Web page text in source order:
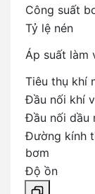
Công suất
Tỷ lệ nén
Áp suất làm
Tiêu thụ khí
Đầu nối khí
Đầu nối dầu
Đường kính
bơm
Độ ồn